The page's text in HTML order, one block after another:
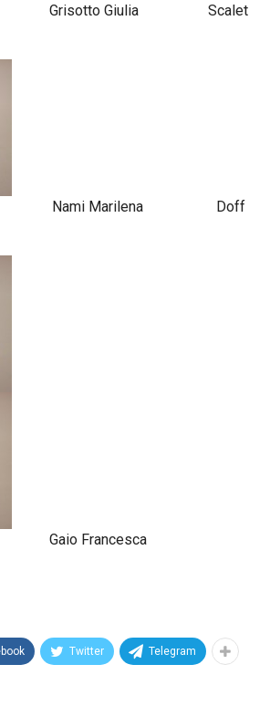
Grisotto Giulia Scalet
Nami Marilena Doff
Gaio Francesca
Twitter Telegram